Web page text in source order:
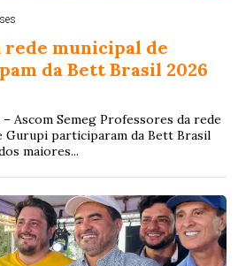
rede municipal de
da Bett Brasil 2026
Ascom Semeg Professores da rede
Gurupi participaram da Bett Brasil
maiores...